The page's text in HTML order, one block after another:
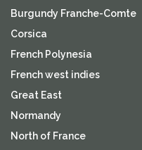
Burgundy Franche-Comte
Corsica
French Polynesia
French west indies
Great East
Normandy
North of France